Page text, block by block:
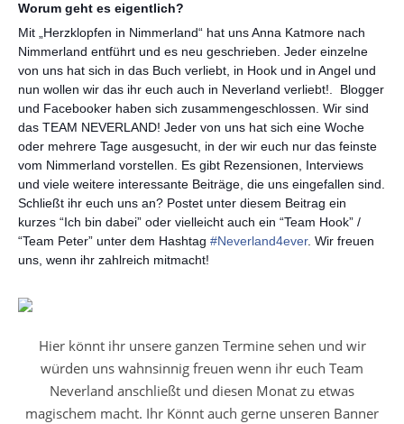
Worum geht es eigentlich?
Mit „Herzklopfen in Nimmerland“ hat uns Anna Katmore nach
Nimmerland entführt und es neu geschrieben. Jeder einzelne
von uns hat sich in das Buch verliebt, in Hook und in Angel und
nun wollen wir das ihr euch auch in Neverland verliebt!. Blogger
und Facebooker haben sich zusammengeschlossen. Wir sind
das TEAM NEVERLAND! Jeder von uns hat sich eine Woche
oder mehrere Tage ausgesucht, in der wir euch nur das feinste
vom Nimmerland vorstellen. Es gibt Rezensionen, Interviews
und viele weitere interessante Beiträge, die uns eingefallen sind.
Schließt ihr euch uns an? Postet unter diesem Beitrag ein
kurzes “Ich bin dabei” oder vielleicht auch ein “Team Hook” /
“Team Peter” unter dem Hashtag ‪#‎Neverland4ever‬. Wir freuen
uns, wenn ihr zahlreich mitmacht!
Hier könnt ihr unsere ganzen Termine sehen und wir
würden uns wahnsinnig freuen wenn ihr euch Team
Neverland anschließt und diesen Monat zu etwas
magischem macht. Ihr Könnt auch gerne unseren Banner